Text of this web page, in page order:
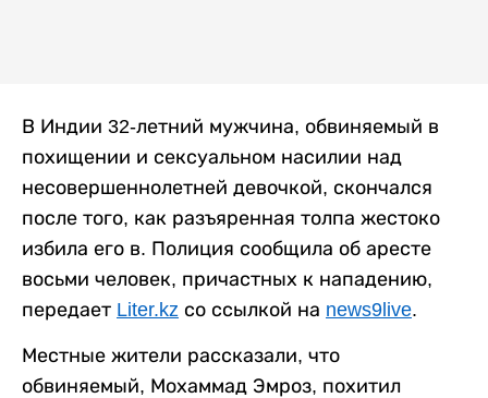
В Индии 32-летний мужчина, обвиняемый в
похищении и сексуальном насилии над
несовершеннолетней девочкой, скончался
после того, как разъяренная толпа жестоко
избила его в. Полиция сообщила об аресте
восьми человек, причастных к нападению,
передает Liter.kz со ссылкой на news9live.
Местные жители рассказали, что
обвиняемый, Мохаммад Эмроз, похитил